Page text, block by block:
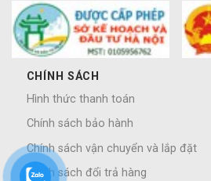
CHÍNH SÁCH
Hình thức thanh toán
Chính sách bảo hành
Chính sách vận chuyển và lắp đặt
Chính sách đổi trả hàng